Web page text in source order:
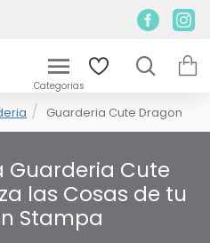
Guarderia Cute Dragon
Guarderia Cute
las Cosas de tu
Stampa